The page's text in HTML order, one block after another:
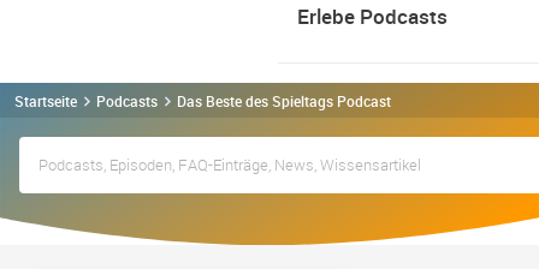
Erlebe Podcasts
Startseite Podcasts Das Beste des Spieltags Podcast